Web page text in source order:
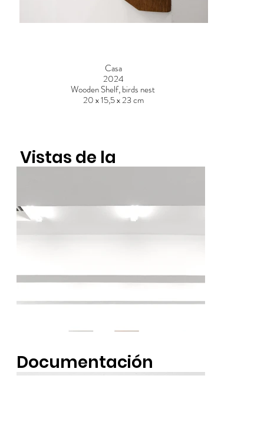
Casa
2024
Wooden Shelf, birds nest
20 x 15,5 x 23 cm
Vistas de la
Documentación